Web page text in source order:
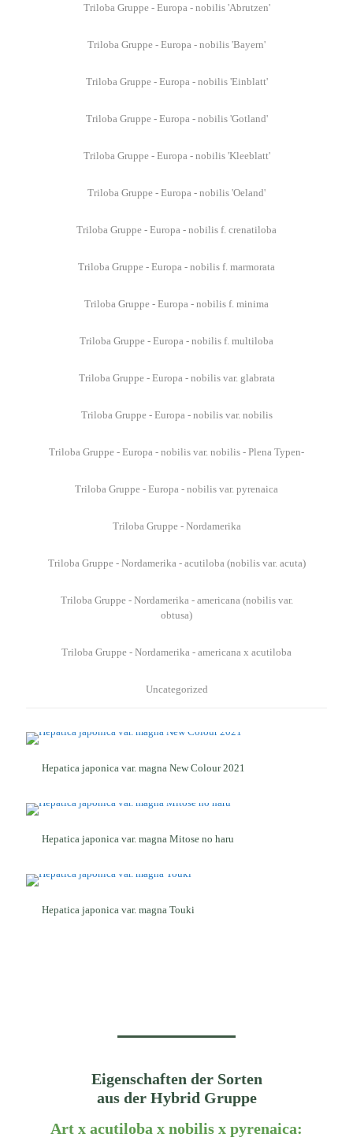
Triloba Gruppe - Europa - nobilis 'Abrutzen'
Triloba Gruppe - Europa - nobilis 'Bayern'
Triloba Gruppe - Europa - nobilis 'Einblatt'
Triloba Gruppe - Europa - nobilis 'Gotland'
Triloba Gruppe - Europa - nobilis 'Kleeblatt'
Triloba Gruppe - Europa - nobilis 'Oeland'
Triloba Gruppe - Europa - nobilis f. crenatiloba
Triloba Gruppe - Europa - nobilis f. marmorata
Triloba Gruppe - Europa - nobilis f. minima
Triloba Gruppe - Europa - nobilis f. multiloba
Triloba Gruppe - Europa - nobilis var. glabrata
Triloba Gruppe - Europa - nobilis var. nobilis
Triloba Gruppe - Europa - nobilis var. nobilis - Plena Typen-
Triloba Gruppe - Europa - nobilis var. pyrenaica
Triloba Gruppe - Nordamerika
Triloba Gruppe - Nordamerika - acutiloba (nobilis var. acuta)
Triloba Gruppe - Nordamerika - americana (nobilis var.
obtusa)
Triloba Gruppe - Nordamerika - americana x acutiloba
Uncategorized
Hepatica japonica var. magna New Colour 2021
Hepatica japonica var. magna Mitose no haru
Hepatica japonica var. magna Touki
Eigenschaften der Sorten
aus der Hybrid Gruppe
Art x acutiloba x nobilis x pyrenaica: